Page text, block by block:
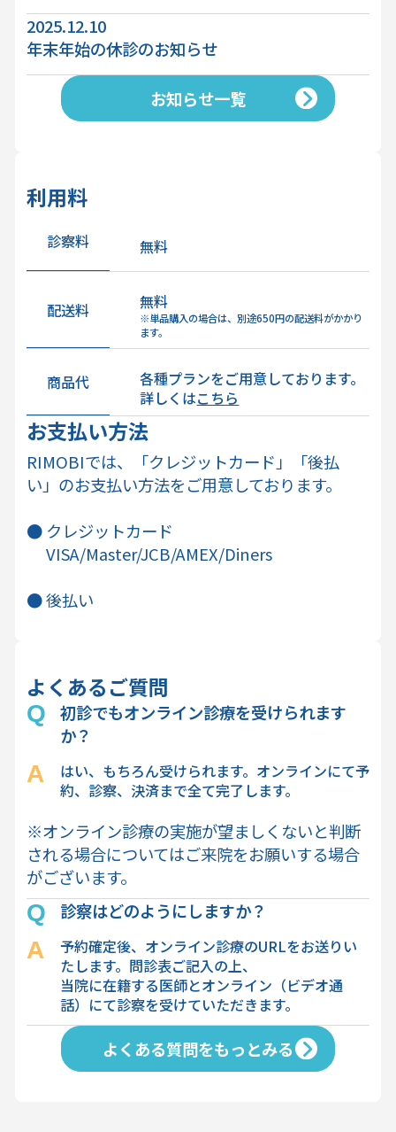
2025.12.10
年末年始の休診のお知らせ
お知らせ一覧
利用料
診察料 無料
配送料 無料
※単品購入の場合は、別途650円の配送料がかかり
ます。
商品代
各種プランをご用意しております。
詳しくはこちら
お支払い方法
RIMOBIでは、「クレジットカード」「後払
い」のお支払い方法をご用意しております。
● クレジットカード
VISA/Master/JCB/AMEX/Diners
● 後払い
よくあるご質問
初診でもオンライン診療を受けられます
か？
はい、もちろん受けられます。オンラインにて予
約、診察、決済まで全て完了します。
※オンライン診療の実施が望ましくないと判断
される場合についてはご来院をお願いする場合
がございます。
診察はどのようにしますか？
予約確定後、オンライン診療のURLをお送りい
たします。問診表ご記入の上、
当院に在籍する医師とオンライン（ビデオ通
話）にて診察を受けていただきます。
よくある質問をもっとみる